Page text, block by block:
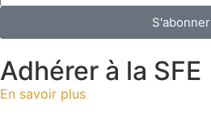
S'abonner
Adhérer à la SFE
En savoir plus